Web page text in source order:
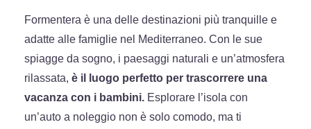
Formentera è una delle destinazioni più tranquille e
adatte alle famiglie nel Mediterraneo. Con le sue
spiagge da sogno, i paesaggi naturali e un’atmosfera
rilassata, è il luogo perfetto per trascorrere una
vacanza con i bambini. Esplorare l’isola con
un’auto a noleggio non è solo comodo, ma ti